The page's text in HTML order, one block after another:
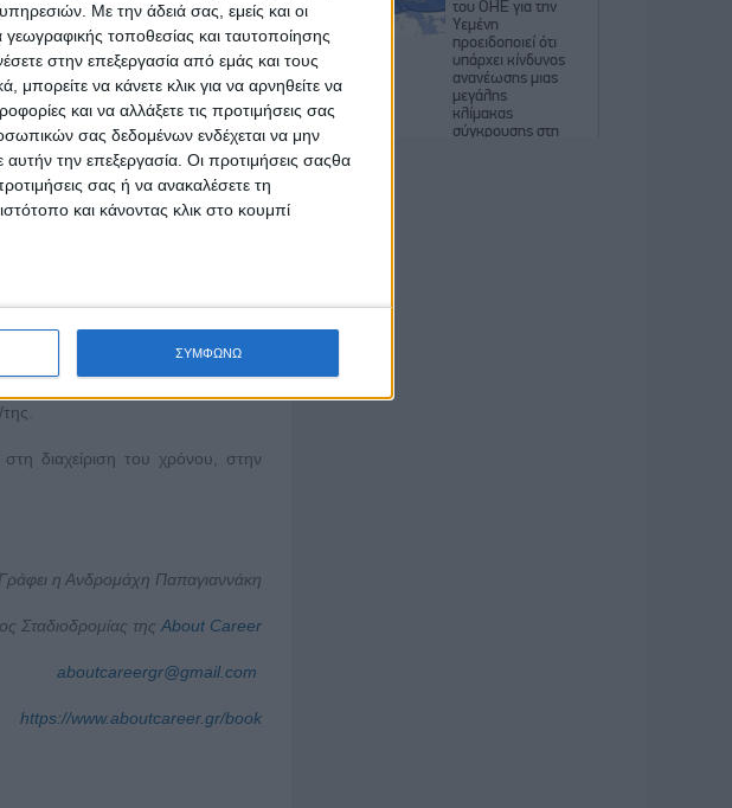
Με την άδειά σας, εμείς και οι
τοποθεσίας και ταυτοποίησης
στην επεξεργασία από εμάς και τους
να κάνετε κλικ για να αρνηθείτε να
και να αλλάξετε τις προτιμήσεις σας
σας δεδομένων ενδέχεται να μην
αυτήν την επεξεργασία. Οι προτιμήσεις σαςθα
σας ή να ανακαλέσετε τη
και κάνοντας κλικ στο κουμπί
ΣΥΜΦΩΝΩ
η οικονομική καθήλωση
με τον σωστό τρόπο κάθε
διαχείριση του χρόνου, στην
Γράφει η Ανδρομάχη Παπαγιαννάκη
Σταδιοδρομίας τηςAbout Career
aboutcareergr@gmail.com
https://www.aboutcareer.gr/book